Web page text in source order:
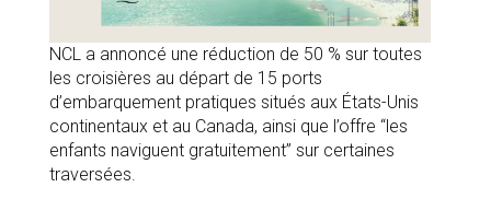
NCL a annoncé une réduction de 50 % sur toutes
les croisières au départ de 15 ports
d’embarquement pratiques situés aux États-Unis
continentaux et au Canada, ainsi que l’offre “les
enfants naviguent gratuitement” sur certaines
traversées.